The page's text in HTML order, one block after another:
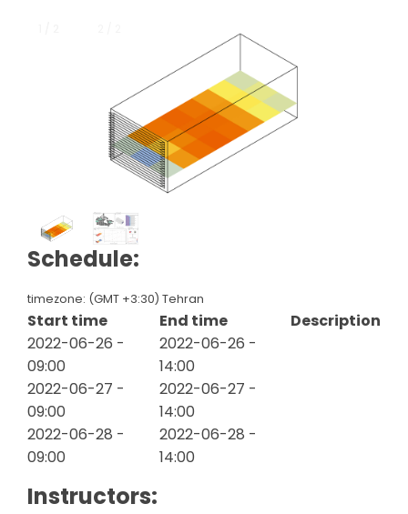
Schedule:
timezone: (GMT +3:30) Tehran
Start time End time
Description
2022-06-26 -
09:00
2022-06-26 -
14:00
2022-06-27 -
09:00
2022-06-27 -
14:00
2022-06-28 -
09:00
2022-06-28 -
14:00
Instructors: